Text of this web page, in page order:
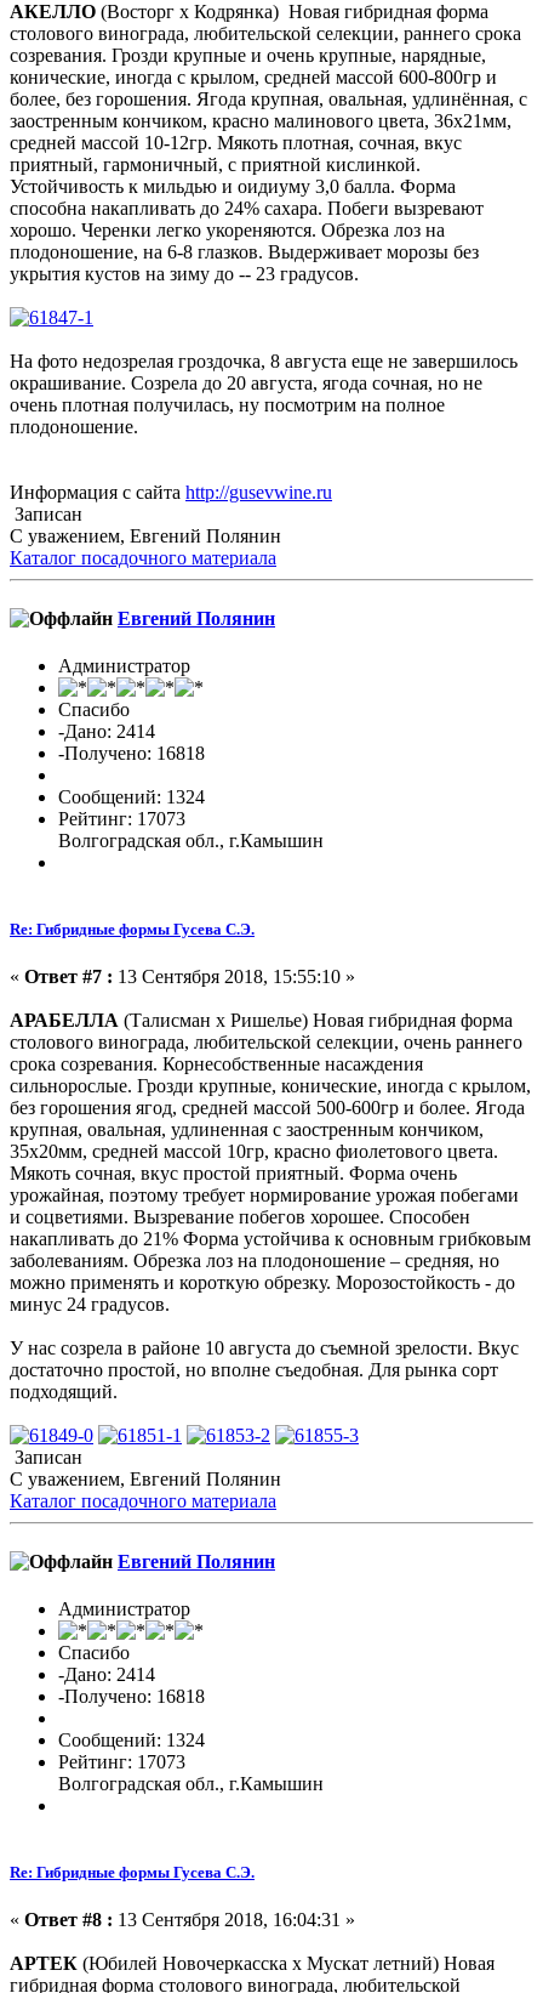
АКЕЛЛО (Восторг х Кодрянка) Новая гибридная форма
столового винограда, любительской селекции, раннего срока
созревания. Грозди крупные и очень крупные, нарядные,
конические, иногда с крылом, средней массой 600-800гр и
более, без горошения. Ягода крупная, овальная, удлинённая, с
заостренным кончиком, красно малинового цвета, 36х21мм,
средней массой 10-12гр. Мякоть плотная, сочная, вкус
приятный, гармоничный, с приятной кислинкой.
Устойчивость к мильдью и оидиуму 3,0 балла. Форма
способна накапливать до 24% сахара. Побеги вызревают
хорошо. Черенки легко укореняются. Обрезка лоз на
плодоношение, на 6-8 глазков. Выдерживает морозы без
укрытия кустов на зиму до -- 23 градусов.
На фото недозрелая гроздочка, 8 августа еще не завершилось
окрашивание. Созрела до 20 августа, ягода сочная, но не
очень плотная получилась, ну посмотрим на полное
плодоношение.
Информация с сайта http://gusevwine.ru
Записан
С уважением, Евгений Полянин
Каталог посадочного материала
Евгений Полянин
Администратор
Спасибо
-Дано: 2414
-Получено: 16818
Сообщений: 1324
Рейтинг: 17073
Волгоградская обл., г.Камышин
Re: Гибридные формы Гусева С.Э.
« Ответ #7 : 13 Сентября 2018, 15:55:10 »
АРАБЕЛЛА (Талисман х Ришелье) Новая гибридная форма
столового винограда, любительской селекции, очень раннего
срока созревания. Корнесобственные насаждения
сильнорослые. Грозди крупные, конические, иногда с крылом,
без горошения ягод, средней массой 500-600гр и более. Ягода
крупная, овальная, удлиненная с заостренным кончиком,
35х20мм, средней массой 10гр, красно фиолетового цвета.
Мякоть сочная, вкус простой приятный. Форма очень
урожайная, поэтому требует нормирование урожая побегами
и соцветиями. Вызревание побегов хорошее. Способен
накапливать до 21% Форма устойчива к основным грибковым
заболеваниям. Обрезка лоз на плодоношение – средняя, но
можно применять и короткую обрезку. Морозостойкость - до
минус 24 градусов.
У нас созрела в районе 10 августа до съемной зрелости. Вкус
достаточно простой, но вполне съедобная. Для рынка сорт
подходящий.
Записан
С уважением, Евгений Полянин
Каталог посадочного материала
Евгений Полянин
Администратор
Спасибо
-Дано: 2414
-Получено: 16818
Сообщений: 1324
Рейтинг: 17073
Волгоградская обл., г.Камышин
Re: Гибридные формы Гусева С.Э.
« Ответ #8 : 13 Сентября 2018, 16:04:31 »
АРТЕК (Юбилей Новочеркасска х Мускат летний) Новая
гибридная форма столового винограда, любительской